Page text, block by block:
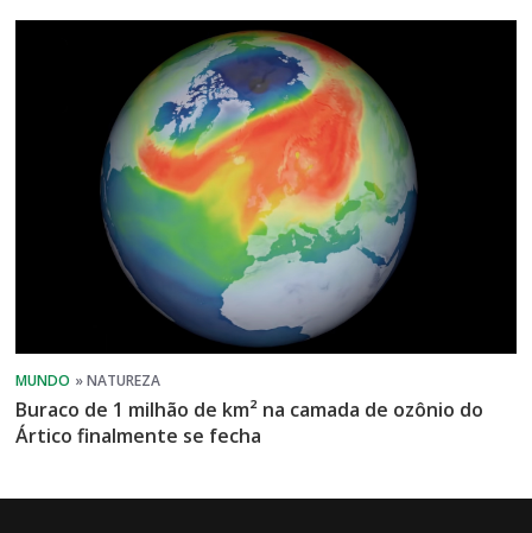
Buraco de 1 milhão de km² na camada de ozônio do
Ártico finalmente se fecha